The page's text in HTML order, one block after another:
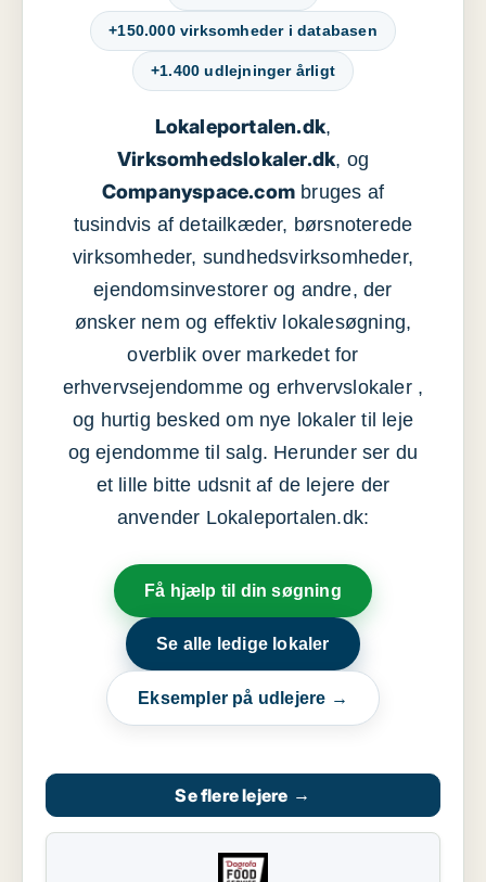
+150.000 virksomheder i databasen
+1.400 udlejninger årligt
Lokaleportalen.dk,
Virksomhedslokaler.dk, og
Companyspace.com bruges af
tusindvis af detailkæder, børsnoterede
virksomheder, sundhedsvirksomheder,
ejendomsinvestorer og andre, der
ønsker nem og effektiv lokalesøgning,
overblik over markedet for
erhvervsejendomme og erhvervslokaler ,
og hurtig besked om nye lokaler til leje
og ejendomme til salg. Herunder ser du
et lille bitte udsnit af de lejere der
anvender Lokaleportalen.dk:
Få hjælp til din søgning
Se alle ledige lokaler
Eksempler på udlejere →
Se flere lejere →